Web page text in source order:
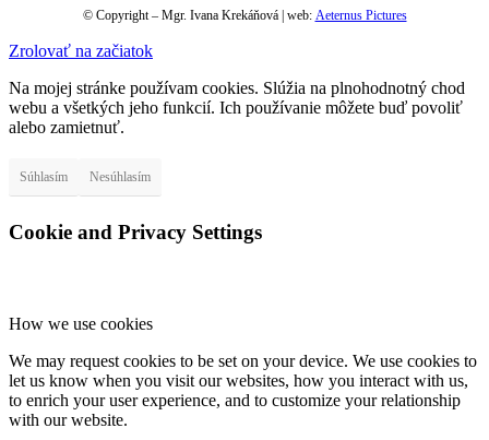
© Copyright – Mgr. Ivana Krekáňová | web: Aeternus Pictures
Zrolovať na začiatok
Na mojej stránke používam cookies. Slúžia na plnohodnotný chod
webu a všetkých jeho funkcií. Ich používanie môžete buď povoliť
alebo zamietnuť.
Súhlasím Nesúhlasím
Cookie and Privacy Settings
How we use cookies
We may request cookies to be set on your device. We use cookies to
let us know when you visit our websites, how you interact with us,
to enrich your user experience, and to customize your relationship
with our website.